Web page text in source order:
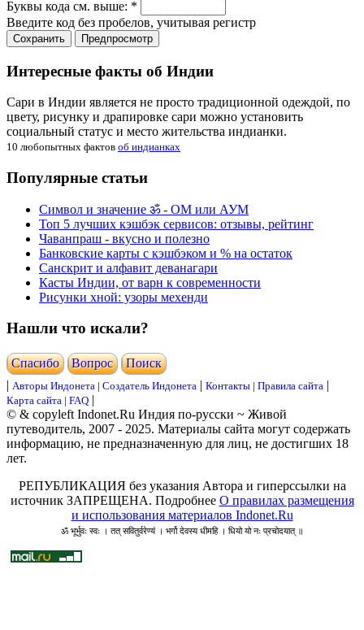
Буквы кода см. выше: *
Введите код без пробелов, учитывая регистр
Интересные факты об Индии
Сари в Индии является не просто традиционной одеждой, по
цвету, рисунку и драпировке сари можно установить
социальный статус и место жительства индианки.
10 любопытных фактов об индианках
Популярные статьи
Символ и значение ॐ - ОМ или АУМ
Топ 5 лучших кэшбэк сервисов: отзывы, рейтинг
Чаванпраш - вкусно и полезно
Банковские карты с кэшбэком и % на остаток
Санскрит и алфавит деванагари
Касты Индии, от варн к современности
Рисунки хной: узоры мехенди
Нашли что искали?
Cпасибо Вопрос
Поиск
| Авторы Индонета | Создатель Индонета | Контакты | Правила сайта |
Карта сайта | FAQ |
© & copyleft Indonet.Ru Индия по-русски ~ Живой
путеводитель, 2007 - 2025. Материалы сайта могут содержать
информацию, не предназначенную для лиц, не достигших 18
лет.
РЕПУБЛИКАЦИЯ без указания Автора и гиперссылки на
источник ЗАПРЕЩЕНА. Подробнее О правилах размещения
и использования материалов Indonet.Ru
ॐ भूर्भुवः स्वः । तत् सवितुर्वरेण्यं । भर्गो देवस्य धीमहि । धियो यो नः प्रचोदयात् ॥